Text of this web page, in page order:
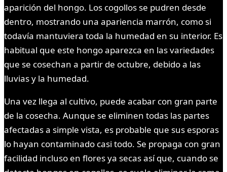
aparición del hongo. Los cogollos se pudren desde
dentro, mostrando una apariencia marrón, como si
todavía mantuviera toda la humedad en su interior. Es
habitual que este hongo aparezca en las variedades
que se cosechan a partir de octubre, debido a las
lluvias y la humedad.
Una vez llega al cultivo, puede acabar con gran parte
de la cosecha. Aunque se eliminen todas las partes
afectadas a simple vista, es probable que sus esporas
lo hayan contaminado casi todo. Se propaga con gran
facilidad incluso en flores ya secas así que, cuando se